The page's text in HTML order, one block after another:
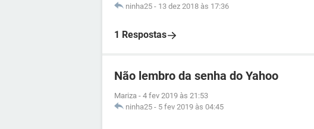
ninha25 - 13 dez 2018 às 17:36
1 Respostas
Não lembro da senha do Yahoo
Mariza - 4 fev 2019 às 21:53
ninha25 - 5 fev 2019 às 04:45